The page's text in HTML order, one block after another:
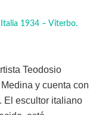
1934 – Viterbo.
Teodosio
y cuenta con
El escultor italiano